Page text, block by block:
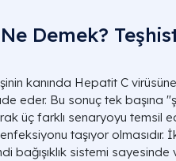
Demek?
kanında Hepatit C
eder. Bu sonuç tek başına
üç farklı senaryoyu temsil
taşıyor olmasıdır.
bağışıklık sistemi